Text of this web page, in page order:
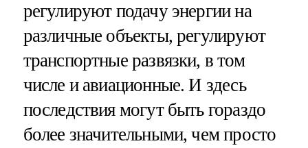
регулируют подачу энергии на
различные объекты, регулируют
транспортные развязки, в том
числе и авиационные. И здесь
последствия могут быть гораздо
более значительными, чем просто